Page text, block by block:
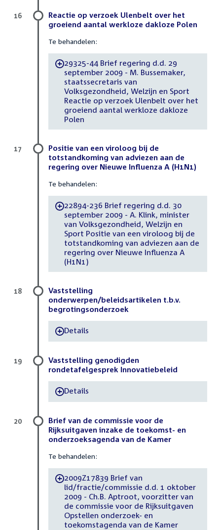
Reactie op verzoek Ulenbelt over het
groeiend aantal werkloze dakloze Polen
Te behandelen:
-29325-44 Brief regering d.d. 29
september 2009 - M. Bussemaker,
staatssecretaris van
Volksgezondheid, Welzijn en Sport
Reactie op verzoek Ulenbelt over het
groeiend aantal werkloze dakloze
Polen
16
Positie van een viroloog bij de
totstandkoming van adviezen aan de
regering over Nieuwe Influenza A (H1N1)
Te behandelen:
-22894-236 Brief regering d.d. 30
september 2009 - A. Klink, minister
van Volksgezondheid, Welzijn en
Sport Positie van een viroloog bij de
totstandkoming van adviezen aan de
regering over Nieuwe Influenza A
(H1N1)
17
Vaststelling
onderwerpen/beleidsartikelen t.b.v.
begrotingsonderzoek
-Details
18
Vaststelling genodigden
rondetafelgesprek Innovatiebeleid
-Details
19
Brief van de commissie voor de
Rijksuitgaven inzake de toekomst- en
onderzoeksagenda van de Kamer
Te behandelen:
-2009Z17839 Brief van
lid/fractie/commissie d.d. 1 oktober
2009 - Ch.B. Aptroot, voorzitter van
de commissie voor de Rijksuitgaven
Opstellen onderzoek- en
toekomstagenda van de Kamer
20